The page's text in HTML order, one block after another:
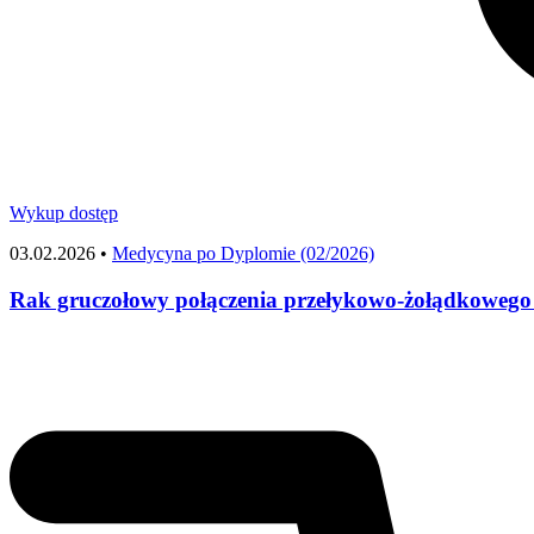
Wykup dostęp
03.02.2026 • Medycyna po Dyplomie (02/2026)
Rak gruczołowy połączenia przełykowo-